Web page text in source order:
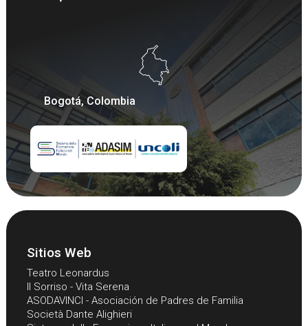
Bogotá, Colombia
Sitios Web
Teatro Leonardus
Il Sorriso - Vita Serena
ASODAVINCI - Asociación de Padres de Familia
Società Dante Alighieri